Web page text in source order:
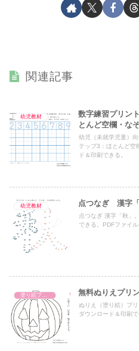
関連記事
幼児教材
数字練習プリン
とんど空欄・な
幼児（未就学児童）
テップ3：ほとんど空
ド＆印刷できる。
幼児教材 点つなぎ 漢字「
点つなぎ 漢字「秋」
できる。PDFファイ
塗り絵プリント 無料ぬりえプリ
ぬりえ（塗り絵）プ
ダウンロード＆印刷で